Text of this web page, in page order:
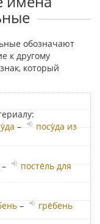
обозначают
к другому
который
–
посу́да из
–
посте́ль для
–
гре́бень